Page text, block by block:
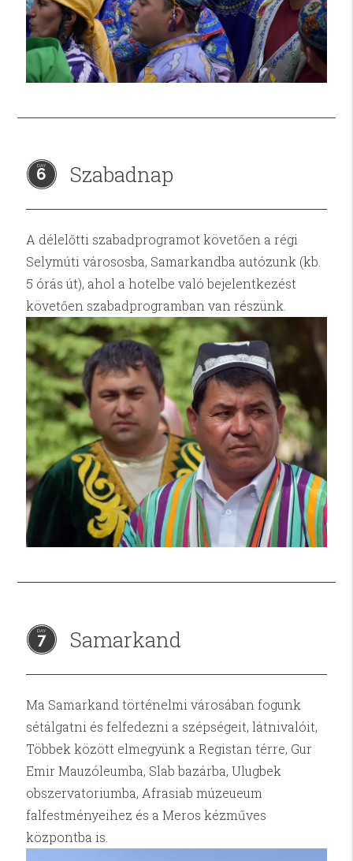
6 Szabadnap
A délelőtti szabadprogramot követően a régi
Selymúti várososba, Samarkandba autózunk (kb.
5 órás út), ahol a hotelbe való bejelentkezést
követően szabadprogramban van részünk.
7 Samarkand
Ma Samarkand történelmi városában fogunk
sétálgatni és felfedezni a szépségeit, látnivalóit,
Többek között elmegyünk a Registan térre, Gur
Emir Mauzóleumba, Slab bazárba, Ulugbek
obszervatoriumba, Afrasiab múzeueum
falfestményeihez és a Meros kézműves
központba is.